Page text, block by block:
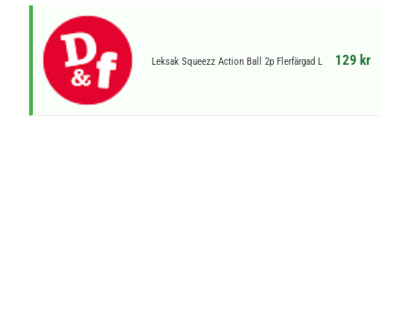
Leksak Squeezz Action Ball 2p Flerfärgad L 129 kr